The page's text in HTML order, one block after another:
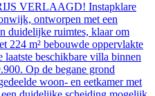
VERLAAGD! Instapklare
ontworpen met een
duidelijke ruimtes, klaar om
224 m² bebouwde oppervlakte
laatste beschikbare villa binnen
Op de begane grond
woon- en eetkamer met